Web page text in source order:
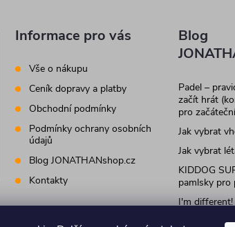
Informace pro vás
Vše o nákupu
Ceník dopravy a platby
Obchodní podmínky
Podmínky ochrany osobních
údajů
Blog JONATHANshop.cz
Kontakty
Blog
Padel –
začít hrát
pro
Jak vybrat
Jak vybrat
KIDDOG
pamlsky pro
I'm